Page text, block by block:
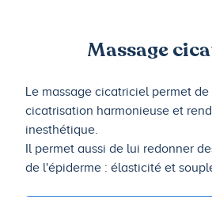
Massage
Le massage cicatriciel permet
cicatrisation harmonieuse et
inesthétique.
Il permet aussi de lui redonner
de l'épiderme : élasticité et